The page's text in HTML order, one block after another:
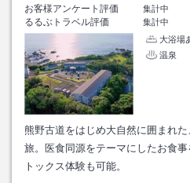
お客様アンケート評価 集計中
るるぶトラベル評価
集計中
大浴場
温泉
熊野古道をはじめ大自然に囲まれ
旅。医食同源をテーマにしたお食
トックス体験も可能。